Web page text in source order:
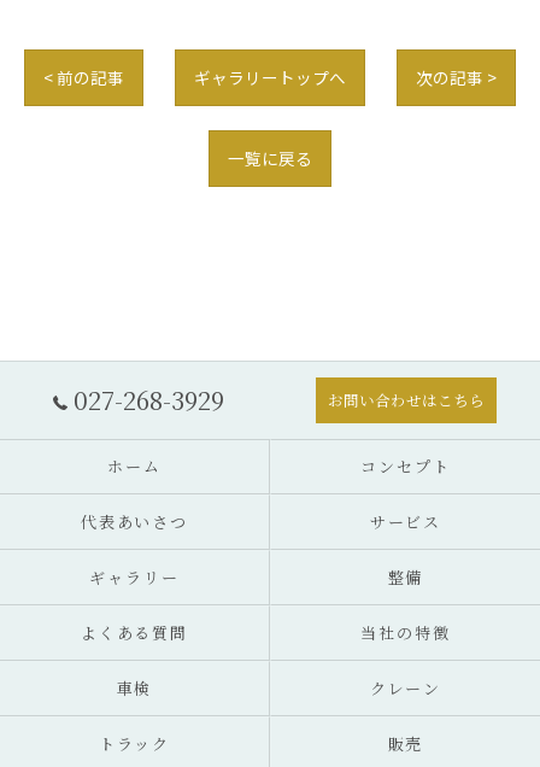
< 前の記事 ギャラリートップへ 次の記事 >
一覧に戻る
027-268-3929 お問い合わせはこちら
ホーム コンセプト
代表あいさつ サービス
ギャラリー 整備
よくある質問 当社の特徴
車検 クレーン
トラック 販売